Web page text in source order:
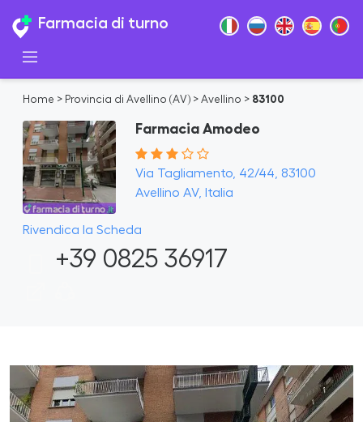
Farmacia di turno
Home > Provincia di Avellino (AV) > Avellino > 83100
Farmacia Amodeo
Via Tagliamento, 42/44, 83100
Avellino AV, Italia
Rivendica la Scheda
+39 0825 36917